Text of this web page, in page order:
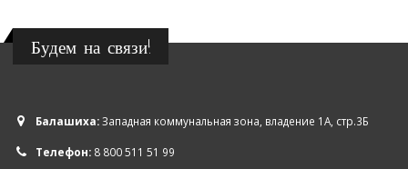
Будем на связи!
Балашиха:Западная коммунальная зона, владение 1А, стр.3Б
Телефон: 8 800 511 51 99